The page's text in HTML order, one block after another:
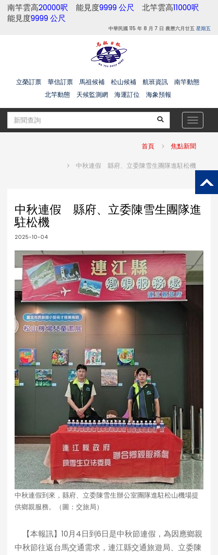
南竿雲高20000呎 能見度9999 公尺 北竿雲高11000呎
能見度9999 公尺
中華民國 115 年 8 月 7 日 農曆六月廿五 星期五
立榮訂票 華信訂票 馬祖候補 松山候補 航班資訊
南竿動態
北竿動態
天候監測網 海運訂位 海象預報
Toggle
首頁 焦點新聞
中秋連假 縣府、立委陳雪生團隊進駐松機
中秋連假 縣府、立委陳雪生團隊進
駐松機
2025-10-04
中秋連假到來，縣府、立委陳雪生辦公室團隊進駐松山機場提
供鄉親服務。（圖：交旅局）
【本報訊】10月4日到6日是中秋節連假，為因應鄉親
中秋節往返台馬交通需求，連江縣交通旅遊局、立委陳